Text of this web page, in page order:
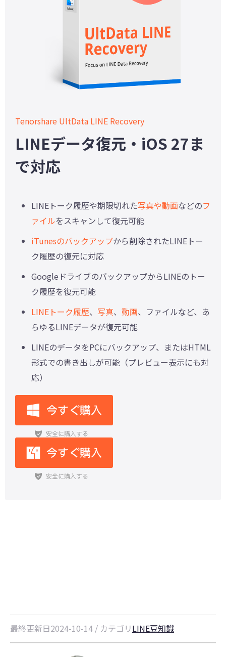
Tenorshare UltData LINE Recovery
LINEデータ復元・iOS 27ま
で対応
LINEトーク履歴や期限切れた写真や動画などのフ
ァイルをスキャンして復元可能
iTunesのバックアップから削除されたLINEトー
ク履歴の復元に対応
GoogleドライブのバックアップからLINEのトー
ク履歴を復元可能
LINEトーク履歴、 写真、 動画、ファイルなど、あ
らゆるLINEデータが復元可能
LINEのデータをPCにバックアップ、またはHTML
形式での書き出しが可能（プレビュー表示にも対
応）
最終更新日2024-10-14 / カテゴリLINE豆知識